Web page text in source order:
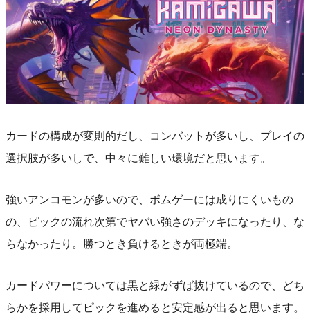
カードの構成が変則的だし、コンバットが多いし、プレイの
選択肢が多いしで、中々に難しい環境だと思います。
強いアンコモンが多いので、ボムゲーには成りにくいもの
の、ピックの流れ次第でヤバい強さのデッキになったり、な
らなかったり。勝つとき負けるときが両極端。
カードパワーについては黒と緑がずば抜けているので、どち
らかを採用してピックを進めると安定感が出ると思います。